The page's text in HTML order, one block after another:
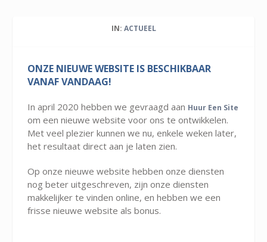
IN: ACTUEEL
ONZE NIEUWE WEBSITE IS BESCHIKBAAR
VANAF VANDAAG!
In april 2020 hebben we gevraagd aan Huur Een Site
om een nieuwe website voor ons te ontwikkelen.
Met veel plezier kunnen we nu, enkele weken later,
het resultaat direct aan je laten zien.
Op onze nieuwe website hebben onze diensten
nog beter uitgeschreven, zijn onze diensten
makkelijker te vinden online, en hebben we een
frisse nieuwe website als bonus.